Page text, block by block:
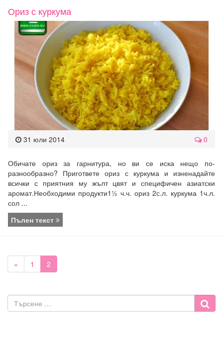
Ориз с куркума
31 юли 2014 0
Обичате ориз за гарнитура, но ви се иска нещо по-
разнообразно? Пригответе ориз с куркума и изненадайте
всички с приятния му жълт цвят и специфичен азиатски
аромат.Необходими продукти1½ ч.ч. ориз 2с.л. куркума 1ч.л.
сол ...
Пълен текст
« 1 2